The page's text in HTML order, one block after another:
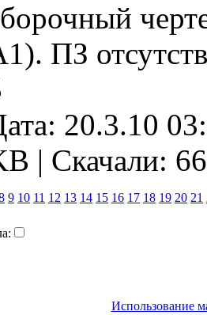
ПЗ
20.3.10
| Скачали: 66
9 10 11 12 13 14 15 16 17 18 19 20 21
Использование